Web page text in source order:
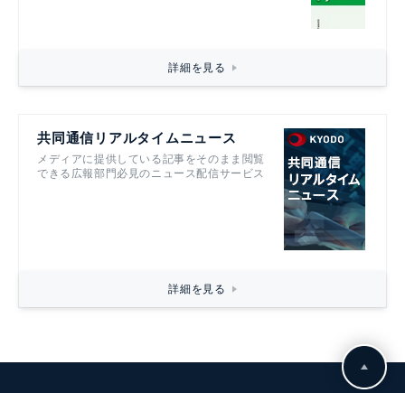
詳細を見る
共同通信リアルタイムニュース
メディアに提供している記事をそのまま閲覧
できる広報部門必見のニュース配信サービス
詳細を見る